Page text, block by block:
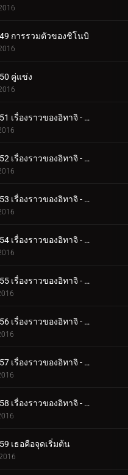
การรวมตัวของชิโนบิ
คู่แข่ง
ตอนที่ 451 เรื่องราวของอิทาจิ - แสงสว่างและความมืด: การเกิดและการตาย
ตอนที่ 452 เรื่องราวของอิทาจิ - แสงสว่างและความมืด: อัจฉริยะ
ตอนที่ 453 เรื่องราวของอิทาจิ - แสงสว่างและความมืด: ความเจ็บปวดของชีวิต
ตอนที่ 454 เรื่องราวของอิทาจิ - แสงสว่างและความมืด: คำขอร้องของชิซุย
ตอนที่ 455 เรื่องราวของอิทาจิ - แสงสว่างและความมืด: คืนเดือนหงาย
ตอนที่ 456 เรื่องราวของอิทาจิ - แสงสว่างและความมืด: ความมืดของแสงอุษา
ตอนที่ 457 เรื่องราวของอิทาจิ - แสงสว่างและความมืด: คู่หู
ตอนที่ 458 เรื่องราวของอิทาจิ - แสงสว่างและความมืด: ความจริง
เธอคือจุดเริ่มต้น